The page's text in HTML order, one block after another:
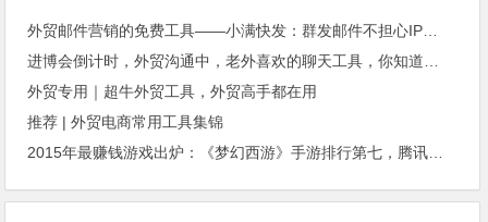
外贸邮件营销的免费工具——小满快发：群发邮件不担心IP被封
进博会倒计时，外贸沟通中，老外喜欢的聊天工具，你知道几种？
外贸专用｜超牛外贸工具，外贸高手都在用
推荐 | 外贸电商常用工具集锦
2015年最赚钱游戏出炉：《梦幻西游》手游排行第七，腾讯总收入进前三